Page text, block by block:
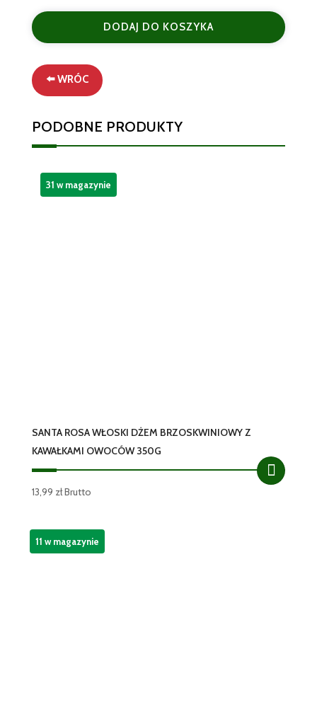
peperoncino
cała
Cannamela
DODAJ DO KOSZYKA
⬅️ WRÓC
PODOBNE PRODUKTY
SANTA ROSA WŁOSKI DŻEM BRZOSKWINIOWY Z
KAWAŁKAMI OWOCÓW 350G
13,99 złBrutto
31 w magazynie
11 w magazynie